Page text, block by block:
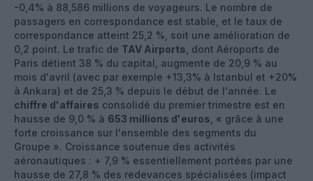
-0,4% à 88,586 millions de voyageurs. Le nombre de
passagers en correspondance est stable, et le taux de
correspondance atteint 25,2 %, soit une amélioration de
0,2 point. Le trafic de TAV Airports , dont Aéroports de
Paris détient 38 % du capital, augmente de 20,9 % au
mois d'avril (avec par exemple +13,3% à Istanbul et +20%
à Ankara) et de 25,3 % depuis le début de l'année. Le
chiffre d'affaires consolidé du premier trimestre est en
hausse de 9,0 % à 653 millions d'euros , « grâce à une
forte croissance sur l'ensemble des segments du
Groupe ». Croissance soutenue des activités
aéronautiques : + 7,9 % essentiellement portées par une
hausse de 27,8 % des redevances spécialisées (impact